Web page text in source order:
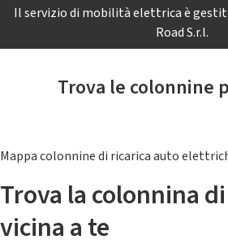
Il servizio di mobilità elettrica è
Road S.r.l.
Trova le colonnine
Mappa colonnine di ricarica auto
Trova la colonnina
vicina a te